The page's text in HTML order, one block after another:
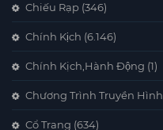
Chiếu Rạp (346)
Chính Kịch (6.146)
Chính Kịch,Hành Động (1)
Chương Trình Truyền Hình
Cổ Trang (634)